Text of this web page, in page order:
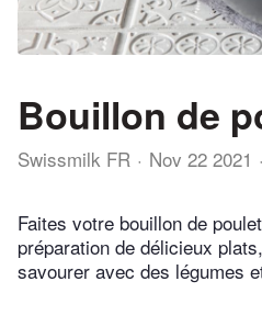
Bouillon de
Swissmilk FR Nov 22 2021
Faites votre bouillon de
préparation de délicieux
savourer avec des légumes